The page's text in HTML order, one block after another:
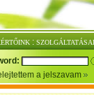
:
a jelszavam